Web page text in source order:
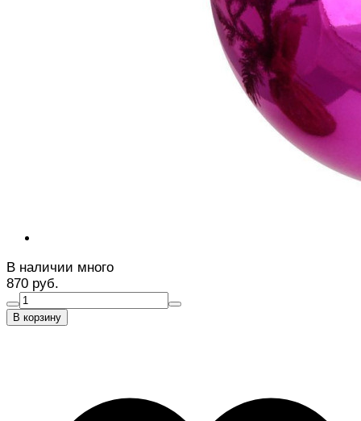
В наличии много
870 руб.
В корзину